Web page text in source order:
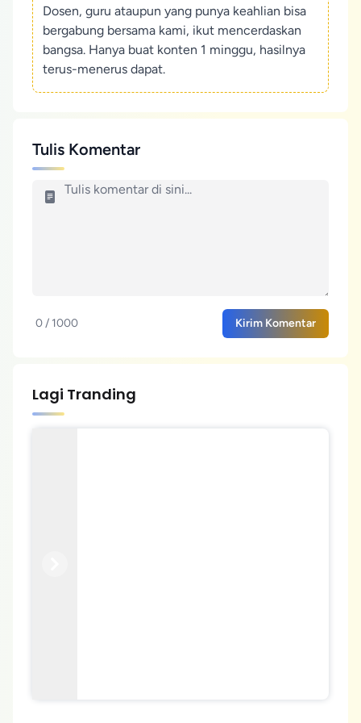
Dosen, guru ataupun yang punya keahlian bisa
bergabung bersama kami, ikut mencerdaskan
bangsa. Hanya buat konten 1 minggu, hasilnya
terus-menerus dapat.
Tulis Komentar
0 / 1000 Kirim Komentar
Lagi Tranding